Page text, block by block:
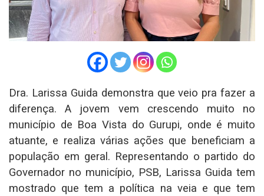
Dra. Larissa Guida demonstra que veio pra fazer a
diferença. A jovem vem crescendo muito no
município de Boa Vista do Gurupi, onde é muito
atuante, e realiza várias ações que beneficiam a
população em geral. Representando o partido do
Governador no município, PSB, Larissa Guida tem
mostrado que tem a política na veia e que tem